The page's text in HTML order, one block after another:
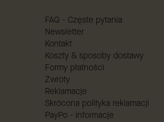
FAQ - Częste pytania
Newsletter
Kontakt
Koszty & sposoby dostawy
Formy płatności
Zwroty
Reklamacje
Skrócona polityka reklamacji
PayPo - informacje